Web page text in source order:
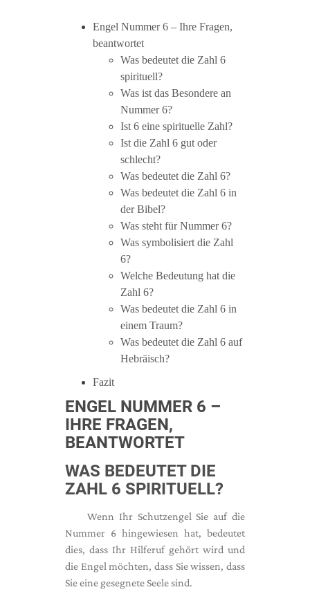
Engel Nummer 6 – Ihre Fragen,
beantwortet
Was bedeutet die Zahl 6
spirituell?
Was ist das Besondere an
Nummer 6?
Ist 6 eine spirituelle Zahl?
Ist die Zahl 6 gut oder
schlecht?
Was bedeutet die Zahl 6?
Was bedeutet die Zahl 6 in
der Bibel?
Was steht für Nummer 6?
Was symbolisiert die Zahl
6?
Welche Bedeutung hat die
Zahl 6?
Was bedeutet die Zahl 6 in
einem Traum?
Was bedeutet die Zahl 6 auf
Hebräisch?
Fazit
ENGEL NUMMER 6 –
IHRE FRAGEN,
BEANTWORTET
WAS BEDEUTET DIE
ZAHL 6 SPIRITUELL?
Wenn Ihr Schutzengel Sie auf die
Nummer 6 hingewiesen hat, bedeutet
dies, dass Ihr Hilferuf gehört wird und
die Engel möchten, dass Sie wissen, dass
Sie eine gesegnete Seele sind.